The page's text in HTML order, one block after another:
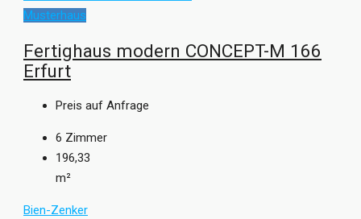
Musterhaus
Fertighaus modern CONCEPT-M 166
Erfurt
Preis auf Anfrage
6 Zimmer
196,33
m²
Bien-Zenker